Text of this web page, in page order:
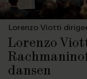
Lorenzo Viotti
Lorenzo
dansen